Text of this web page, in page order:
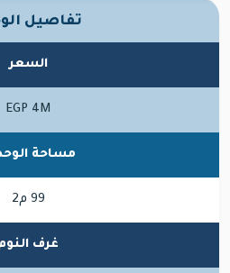
تفاصيل
السعر
EGP 4M
مساحة
99 م2
غرف